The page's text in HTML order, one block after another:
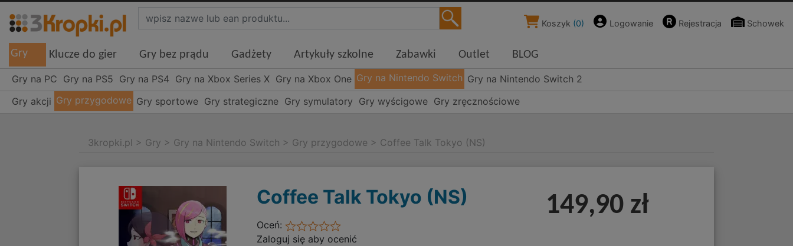
Koszyk (0) Logowanie Rejestracja Schowek
Gry Klucze do gier Gry bez prądu Gadżety Artykuły szkolne Zabawki Outlet BLOG
Gry na PC Gry na PS5 Gry na PS4 Gry na Xbox Series X Gry na Xbox One Gry na Nintendo Switch Gry na Nintendo Switch 2
Gry akcji Gry przygodowe Gry sportowe Gry strategiczne Gry symulatory Gry wyścigowe Gry zręcznościowe
3kropki.pl > Gry > Gry na Nintendo Switch > Gry przygodowe > Coffee Talk Tokyo (NS)
Coffee Talk Tokyo (NS)
Oceń:
Zaloguj się aby ocenić
149,90 zł